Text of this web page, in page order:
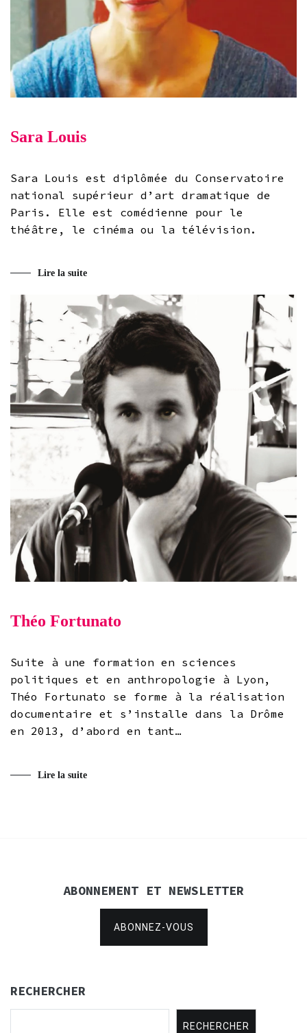
Sara Louis
Sara Louis est diplômée du Conservatoire
national supérieur d’art dramatique de
Paris. Elle est comédienne pour le
théâtre, le cinéma ou la télévision.
Lire la suite
Théo Fortunato
Suite à une formation en sciences
politiques et en anthropologie à Lyon,
Théo Fortunato se forme à la réalisation
documentaire et s’installe dans la Drôme
en 2013, d’abord en tant…
Lire la suite
ABONNEMENT ET NEWSLETTER
ABONNEZ-VOUS
RECHERCHER
RECHERCHER